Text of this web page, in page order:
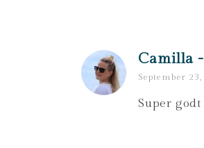
Camilla
September 23,
Super